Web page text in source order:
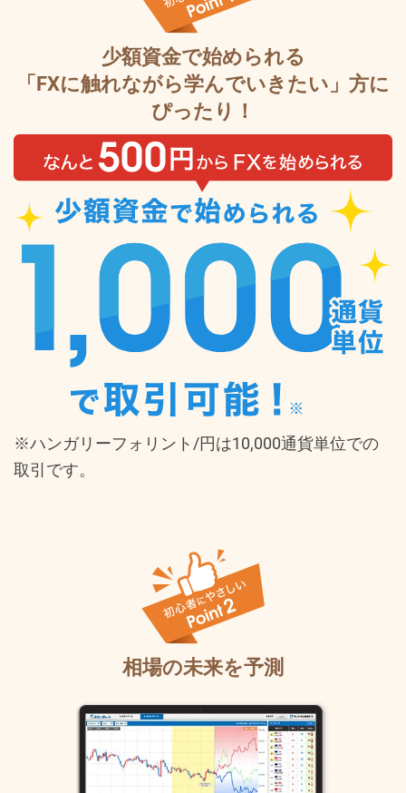
少額資金で始められる
「FXに触れながら学んでいきたい」方に
ぴったり！
※ハンガリーフォリント/円は10,000通貨単位での
取引です。
相場の未来を予測